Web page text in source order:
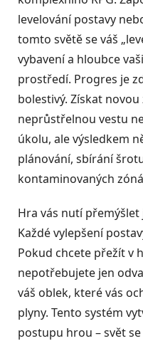
levelování postavy
tomto světě se váš
vybavení a hloubce
prostředí. Progres je
bolestivý. Získat
neprůstřelnou vestu
úkolu, ale výsledkem
plánování, sbírání
kontaminovaných
Hra vás nutí
Každé vylepšení
Pokud chcete přežít v
nepotřebujete jen
váš oblek, které vás
plyny. Tento systém
postupu hrou – svět